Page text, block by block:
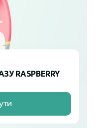
RASPBERRY